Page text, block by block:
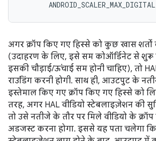
अगर क्रॉप किए गए हिस्से को कुछ खास शर्तों
(उदाहरण के लिए, इसे सम कोऑर्डिनेट से शुरू
इसकी चौड़ाई/ऊंचाई सम होनी चाहिए), तो
राउंडिंग करनी होगी. साथ ही, आउटपुट के
इस्तेमाल किए गए क्रॉप किए गए हिस्से को
तरह, अगर HAL वीडियो स्टेबलाइज़ेशन की
तो उसे नतीजे के तौर पर मिले वीडियो के
अडजस्ट करना होगा. इससे यह पता चलेगा कि